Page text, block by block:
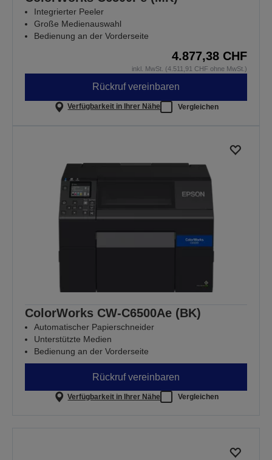
Integrierter Peeler
Große Medienauswahl
Bedienung an der Vorderseite
4.877,38 CHF
inkl. MwSt. (4.511,91 CHF ohne MwSt.)
Rückruf vereinbaren
Verfügbarkeit in Ihrer Nähe Vergleichen
ColorWorks CW-C6500Ae (BK)
Automatischer Papierschneider
Unterstützte Medien
Bedienung an der Vorderseite
Rückruf vereinbaren
Verfügbarkeit in Ihrer Nähe Vergleichen